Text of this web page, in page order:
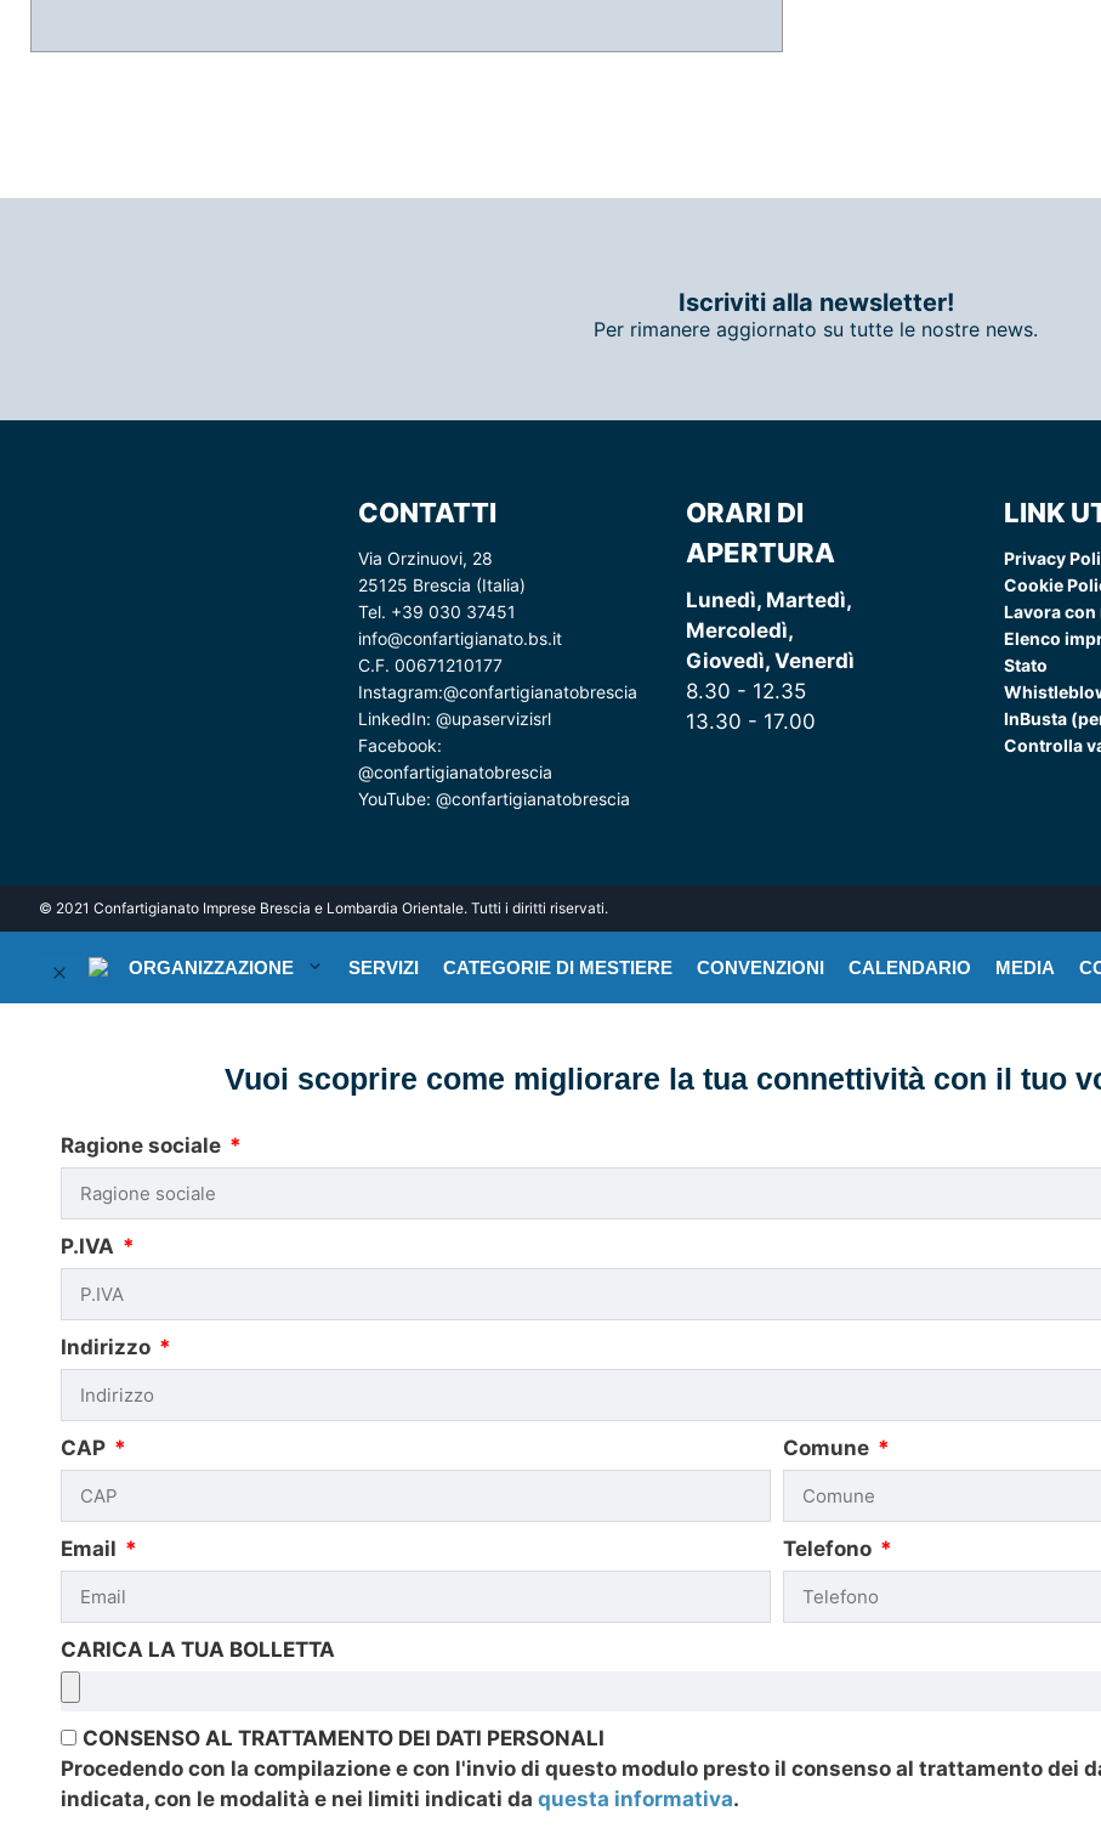
Iscriviti alla newsletter!
Per rimanere aggiornato su tutte le nostre news.
CONTATTI
Via Orzinuovi, 28
25125 Brescia (Italia)
Tel. +39 030 37451
info@confartigianato.bs.it
C.F. 00671210177
Instagram:@confartigianatobrescia
LinkedIn: @upaservizisrl
Facebook:
@confartigianatobrescia
YouTube: @confartigianatobrescia
ORARI DI
APERTURA
Lunedì, Martedì,
Mercoledì,
Giovedì, Venerdì
8.30 - 12.35
13.30 - 17.00
LINK
Privacy
Cookie
Lavora con
Elenco
Stato
InBusta
Controlla
© 2021 Confartigianato Imprese Brescia e Lombardia Orientale. Tutti i diritti riservati.
ORGANIZZAZIONE SERVIZI CATEGORIE DI MESTIERE CONVENZIONI CALENDARIO MEDIA
Vuoi scoprire come migliorare la tua connettività con il tuo
Ragione sociale
P.IVA
Indirizzo
CAP Comune
Email Telefono
CARICA LA TUA BOLLETTA
CONSENSO AL TRATTAMENTO DEI DATI PERSONALI
Procedendo con la compilazione e con l'invio di questo modulo presto il consenso al trattamento dei
indicata, con le modalità e nei limiti indicati da questa informativa.